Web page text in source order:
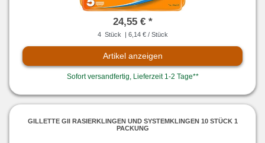
24,55 € *
4 Stück | 6,14 € / Stück
Artikel anzeigen
Sofort versandfertig, Lieferzeit 1-2 Tage**
GILLETTE GII RASIERKLINGEN UND SYSTEMKLINGEN 10 STÜCK 1
PACKUNG